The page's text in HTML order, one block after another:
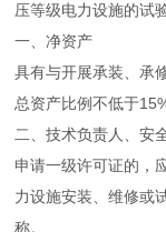
压等级电力设施的试
一、净资产
具有与开展承装、承
总资产比例不低于
二、技术负责人、安
申请一级许可证的，
力设施安装、维修或
称。